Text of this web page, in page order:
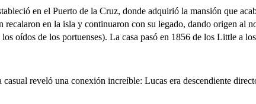
en el Puerto de la Cruz, donde adquirió la mansión que
en la isla y continuaron con su legado, dando origen al
oídos de los portuenses). La casa pasó en 1856 de los Little a
reveló una conexión increíble: Lucas era descendiente